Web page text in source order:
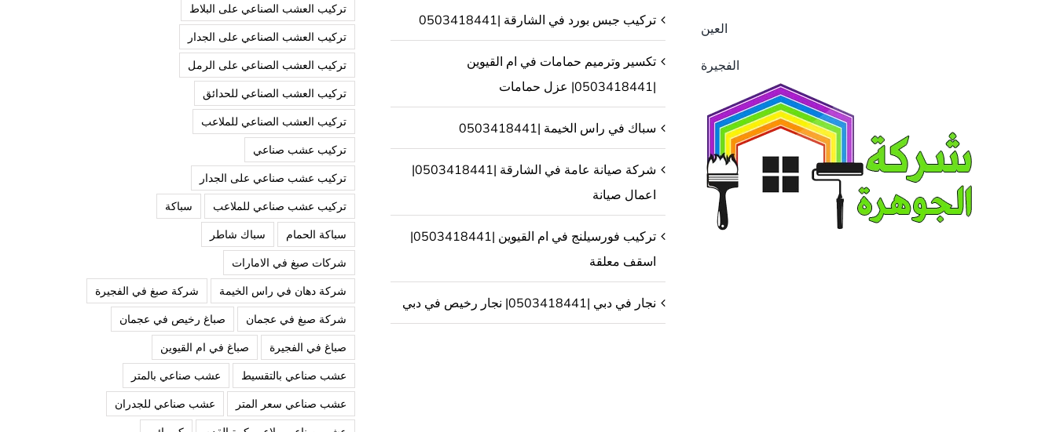
العين
الفجيرة
تركيب جبس بورد في الشارقة |0503418441
تكسير وترميم حمامات في ام القيوين
|0503418441| عزل حمامات
سباك في راس الخيمة |0503418441
شركة صيانة عامة في الشارقة |0503418441|
اعمال صيانة
تركيب فورسيلنج في ام القيوين |0503418441|
اسقف معلقة
نجار في دبي |0503418441| نجار رخيص في دبي
تركيب العشب الصناعي على البلاط
تركيب العشب الصناعي على الجدار
تركيب العشب الصناعي على الرمل
تركيب العشب الصناعي للحدائق
تركيب العشب الصناعي للملاعب
تركيب عشب صناعي
تركيب عشب صناعي على الجدار
تركيب عشب صناعي للملاعب
سباكة
سباكة الحمام
سباك شاطر
شركات صبغ في الامارات
شركة دهان في راس الخيمة
شركة صبغ في الفجيرة
شركة صبغ في عجمان
صباغ رخيص في عجمان
صباغ في الفجيرة
صباغ في ام القيوين
عشب صناعي بالتقسيط
عشب صناعي بالمتر
عشب صناعي سعر المتر
عشب صناعي للجدران